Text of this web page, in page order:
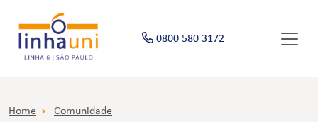
0800 580 3172
Home Comunidade